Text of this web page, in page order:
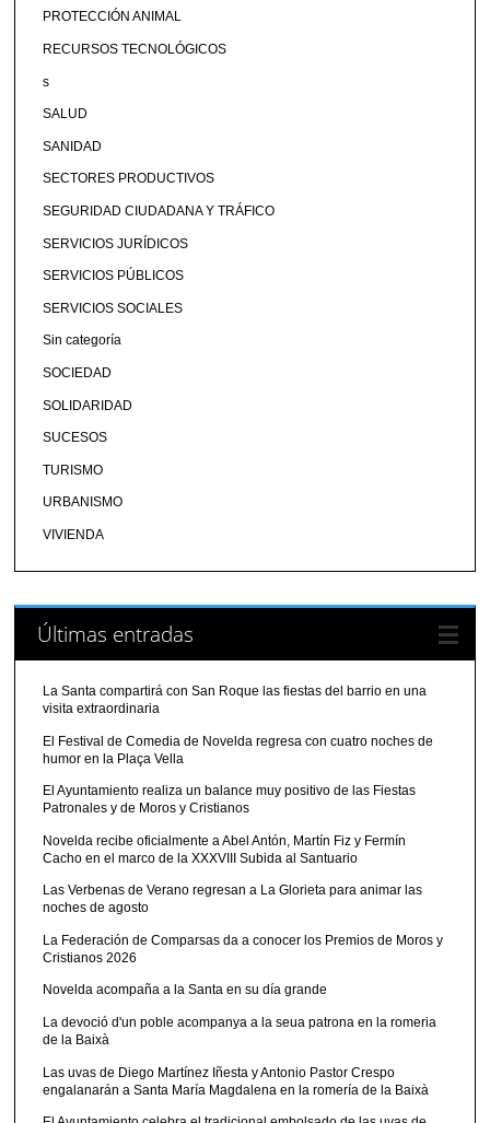
PROTECCIÓN ANIMAL
RECURSOS TECNOLÓGICOS
s
SALUD
SANIDAD
SECTORES PRODUCTIVOS
SEGURIDAD CIUDADANA Y TRÁFICO
SERVICIOS JURÍDICOS
SERVICIOS PÚBLICOS
SERVICIOS SOCIALES
Sin categoría
SOCIEDAD
SOLIDARIDAD
SUCESOS
TURISMO
URBANISMO
VIVIENDA
Últimas entradas
La Santa compartirá con San Roque las fiestas del barrio en una
visita extraordinaria
El Festival de Comedia de Novelda regresa con cuatro noches de
humor en la Plaça Vella
El Ayuntamiento realiza un balance muy positivo de las Fiestas
Patronales y de Moros y Cristianos
Novelda recibe oficialmente a Abel Antón, Martín Fiz y Fermín
Cacho en el marco de la XXXVIII Subida al Santuario
Las Verbenas de Verano regresan a La Glorieta para animar las
noches de agosto
La Federación de Comparsas da a conocer los Premios de Moros y
Cristianos 2026
Novelda acompaña a la Santa en su día grande
La devoció d'un poble acompanya a la seua patrona en la romeria
de la Baixà
Las uvas de Diego Martínez Iñesta y Antonio Pastor Crespo
engalanarán a Santa María Magdalena en la romería de la Baixà